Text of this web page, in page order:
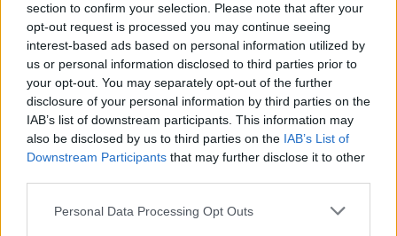
section to confirm your selection. Please note that after your
opt-out request is processed you may continue seeing
interest-based ads based on personal information utilized by
us or personal information disclosed to third parties prior to
your opt-out. You may separately opt-out of the further
disclosure of your personal information by third parties on the
IAB’s list of downstream participants. This information may
also be disclosed by us to third parties on the IAB’s List of
Downstream Participants that may further disclose it to other
Please note that this website/app uses one or more Google
Personal Data Processing Opt Outs
Scambio di embrioni al San Raffaele: cosa è successo
e quali sono le conseguenze
Beatrice Bonaventura · 9 Ago 2026
LIFESTYLE